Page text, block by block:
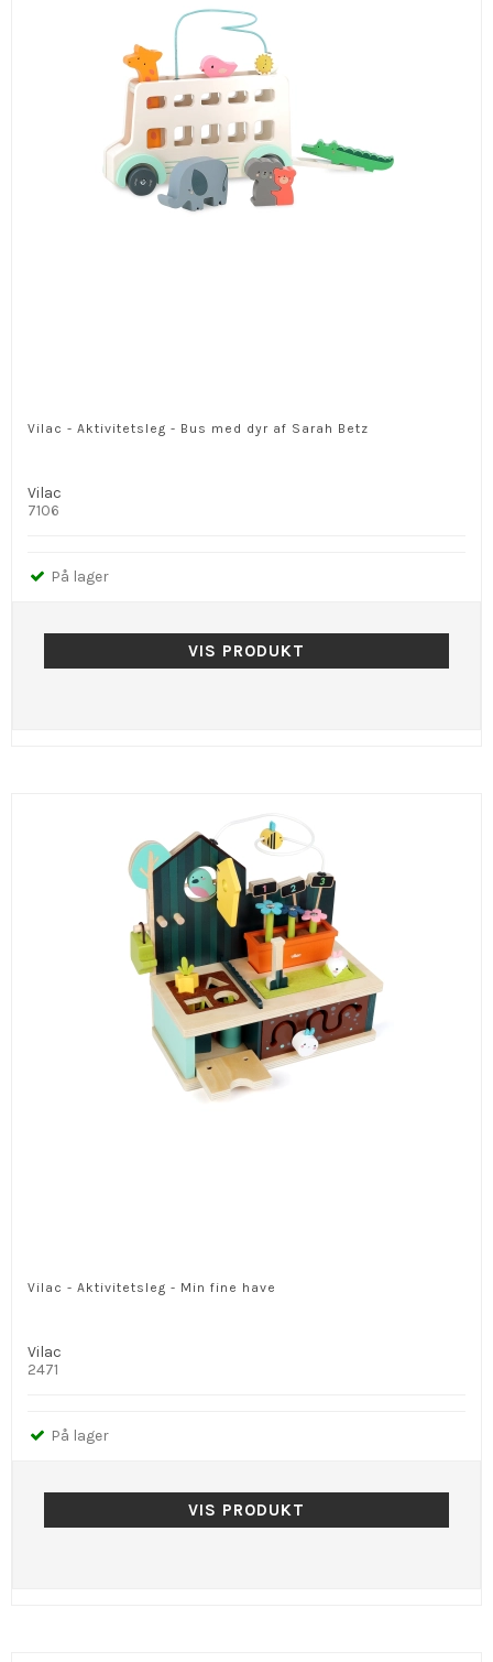
Vilac - Aktivitetsleg - Bus med dyr af Sarah Betz
Vilac
7106
På lager
VIS PRODUKT
Vilac - Aktivitetsleg - Min fine have
Vilac
2471
På lager
VIS PRODUKT